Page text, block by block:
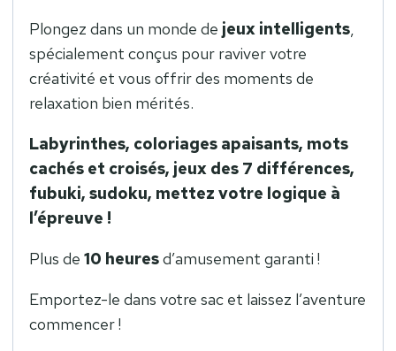
Plongez dans un monde de jeux intelligents,
spécialement conçus pour raviver votre
créativité et vous offrir des moments de
relaxation bien mérités.
Labyrinthes, coloriages apaisants, mots
cachés et croisés, jeux des 7 différences,
fubuki, sudoku, mettez votre logique à
l’épreuve !
Plus de 10 heuresd’amusement garanti !
Emportez-le dans votre sac et laissez l’aventure
commencer !